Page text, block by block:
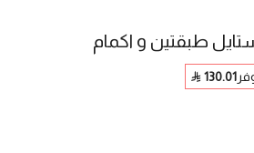
طبقتين و اكمام
130.01